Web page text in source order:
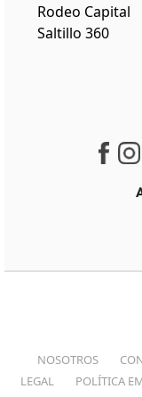
Rodeo Capital
Saltillo 360
NOSOTROS
LEGAL
POLÍTICA